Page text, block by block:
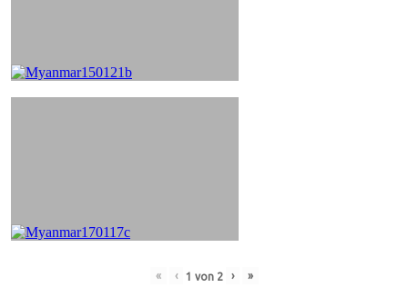
« ‹ 1 von 2 › »